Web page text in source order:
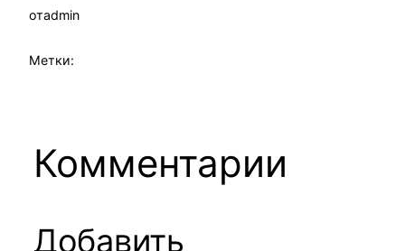
отadmin
Метки:
Комментарии
Добавить